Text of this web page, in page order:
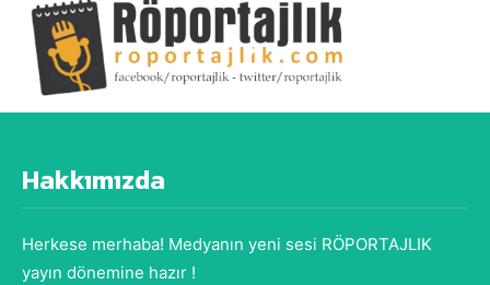
Hakkımızda
Herkese merhaba! Medyanın yeni sesi RÖPORTAJLIK
yayın dönemine hazır !